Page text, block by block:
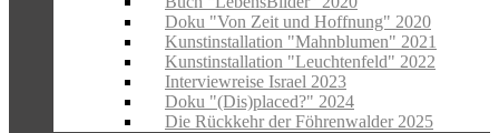
Doku "Von Zeit und Hoffnung" 2020
Kunstinstallation "Mahnblumen" 2021
Kunstinstallation "Leuchtenfeld" 2022
Interviewreise Israel 2023
Doku "(Dis)placed?" 2024
Die Rückkehr der Föhrenwalder 2025